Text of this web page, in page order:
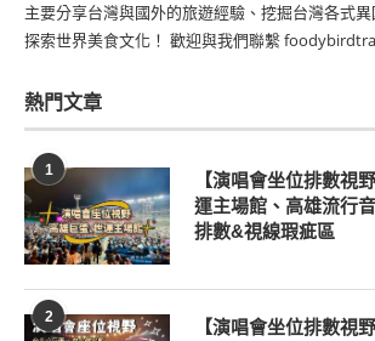
主要分享台灣與國外的旅遊經驗、挖掘台灣各式
探索世界美食文化！ 歡迎與我們聯繫
熱門文章
1
【演唱會坐位排數視
運主場館、高雄流行
排數&視線瑕疵區
2
【演唱會坐位排數視